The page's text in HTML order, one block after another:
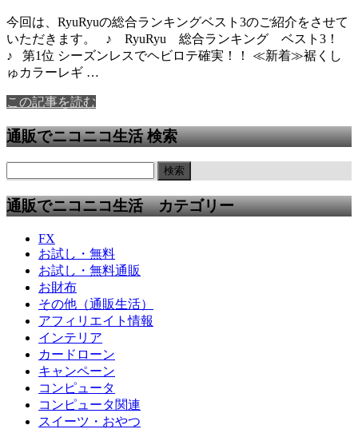
今回は、RyuRyuの総合ランキングベスト3のご紹介をさせて
いただきます。 ♪ RyuRyu 総合ランキング ベスト3！
♪ 第1位 シーズンレスでヘビロテ確実！！ ≪新着≫裾くし
ゅカラーレギ …
この記事を読む
通販でニコニコ生活 検索
通販でニコニコ生活 カテゴリー
FX
お試し・無料
お試し・無料通販
お財布
その他（通販生活）
アフィリエイト情報
インテリア
カードローン
キャンペーン
コンピュータ
コンピュータ関連
スイーツ・おやつ